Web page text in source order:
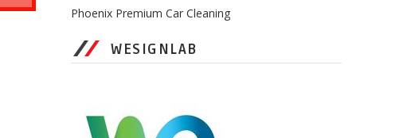
Phoenix Premium Car Cleaning
WESIGNLAB